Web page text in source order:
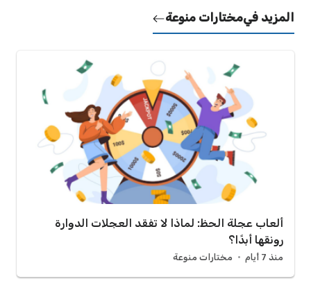
المزيد فيمختارات منوعة
ألعاب عجلة الحظ: لماذا لا تفقد العجلات الدوارة
رونقها أبدًا؟
منذ 7 أيام مختارات منوعة